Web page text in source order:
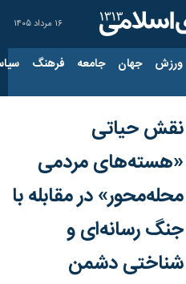
۱۶ مرداد ۱۴۰۵
ورزش جهان جامعه فرهنگ
نقش حیاتی
«هسته‌های مردمی
محله‌محور» در مقابله با
جنگ رسانه‌ای و
شناختی دشمن